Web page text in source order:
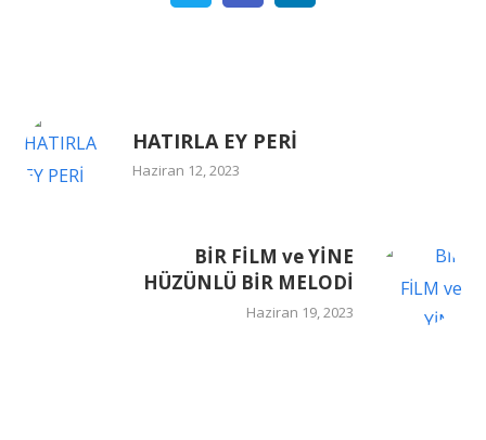
HATIRLA EY PERİ
Haziran 12, 2023
BİR FİLM ve YİNE
HÜZÜNLÜ BİR MELODİ
Haziran 19, 2023